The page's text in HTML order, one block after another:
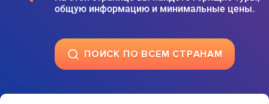
общую информацию и минимальные цены.
ПОИСК ПО ВСЕМ СТРАНАМ